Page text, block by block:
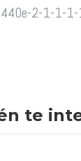
2-1-1-
te